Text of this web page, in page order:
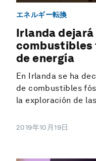
エネルギー転換
Irlanda
combustibles
de energía
En Irlanda se ha
de combustibles
la exploración de
2019年10月19日